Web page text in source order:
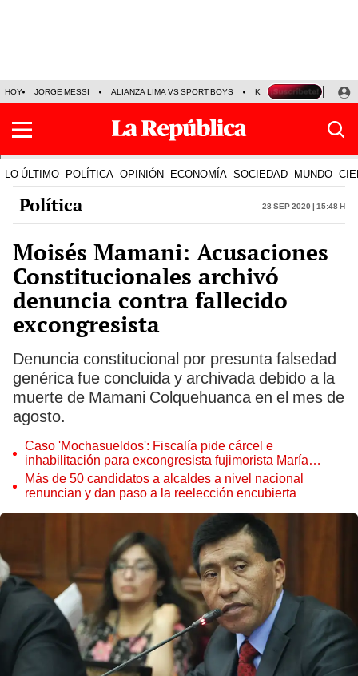
HOY JORGE MESSI ALIANZA LIMA VS SPORT BOYS KENJI FUJIMORI
LO ÚLTIMO POLÍTICA OPINIÓN ECONOMÍA SOCIEDAD MUNDO
Política 28 Sep 2020 | 15:48 h
Moisés Mamani: Acusaciones
Constitucionales archivó
denuncia contra fallecido
excongresista
Denuncia constitucional por presunta falsedad
genérica fue concluida y archivada debido a la
muerte de Mamani Colquehuanca en el mes de
agosto.
Caso 'Mochasueldos': Fiscalía pide cárcel e
inhabilitación para excongresista fujimorista María
Cordero Jon Tay
Más de 50 candidatos a alcaldes a nivel nacional
renuncian y dan paso a la reelección encubierta